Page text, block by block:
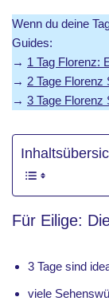
Wenn du deine
Guides:
→ 1 Tag Florenz:
→ 2 Tage Florenz
→ 3 Tage Florenz
Für Eilige:
3 Tage sind
viele